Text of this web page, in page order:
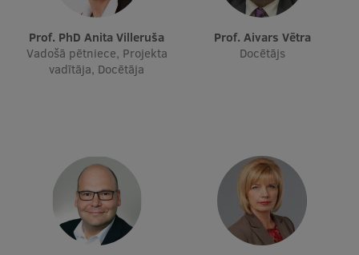
Prof. PhD Anita Villeruša
Vadošā pētniece, Projekta
vadītāja, Docētāja
Prof. Aivars Vētra
Docētājs